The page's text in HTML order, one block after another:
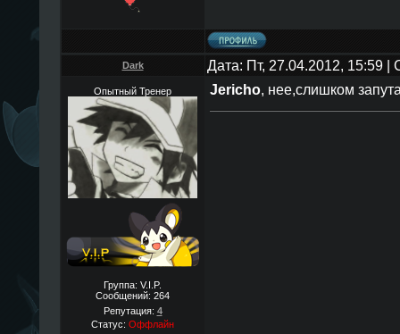
Dark Дата: Пт, 27.04.2012, 15:59
Опытный Тренер
Группа: V.I.P.
Сообщений: 264
Репутация: 4
Статус: Оффлайн
Jericho, нее,слишком